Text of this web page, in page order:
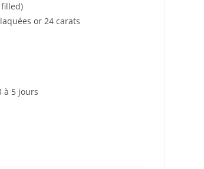
or 24 carats
à 5 jours